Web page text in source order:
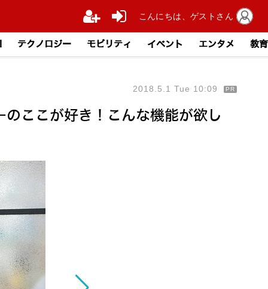
テクノロジー モビリティ イベント エンタメ 教育
ここが好き！こんな機能が欲し
2018.5.1 Tue 10:09 PR
こんにちは、ゲストさん